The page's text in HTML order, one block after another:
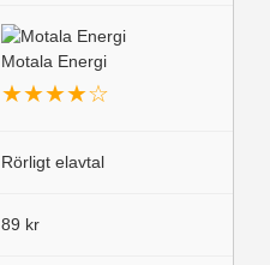
Motala Energi
★★★★☆
Rörligt elavtal
89 kr